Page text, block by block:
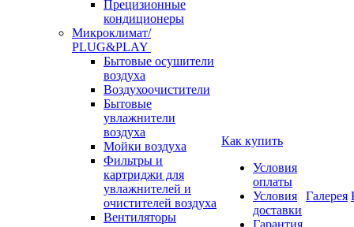
Прецизионные
кондиционеры
Микроклимат/
PLUG&PLAY
Бытовые осушители
воздуха
Воздухоочистители
Бытовые
увлажнители
воздуха
Мойки воздуха
Фильтры и
картриджи для
увлажнителей и
очистителей воздуха
Вентиляторы
Как купить
Условия
оплаты
Условия
доставки
Гарантия
Галерея